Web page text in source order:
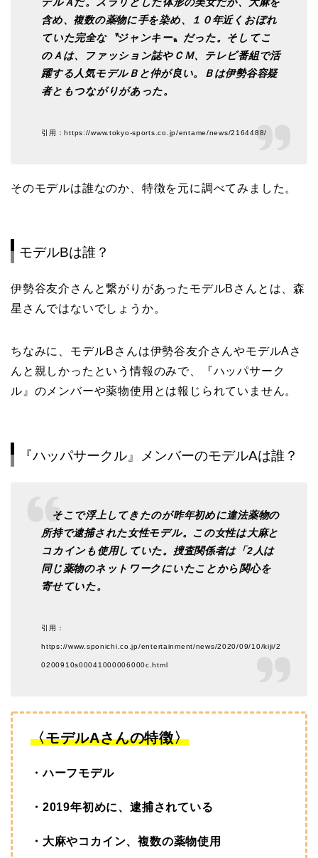
含め、複数の薬物に手を染め、１０年近くおぼれ
ていた完全な〝ジャンキー〟だった。そしてこ
のＡは、ファッション誌やＣＭ、テレビ番組で活
躍する人気モデルＢと仲が良い。Ｂは伊勢谷容疑
者ともつながりがあった。
引用：https://www.tokyo-sports.co.jp/entame/news/2164488/
そのモデルは誰なのか、特徴を元に調べてみました。
モデルBは誰？
伊勢谷友介さんと繋がりがあったモデルBさんとは、森
星さんではないでしょうか。
ちなみに、モデルBさんは伊勢谷友介さんやモデルAさ
んと親しかったという情報のみで、『ハッパサーク
ル』のメンバーや薬物使用とは報じられていません。
『ハッパサークル』メンバーのモデルAは誰？
そこで浮上してきたのが昨年初めに違法薬物の
所持で逮捕された女性モデル。この女性は大麻と
コカインも使用していた。捜査関係者は「2人は
同じ薬物のネットワークにいたことから関心を
寄せていた。
引用：
https://www.sponichi.co.jp/entertainment/news/2020/09/10/kiji/2
0200910s00041000006000c.html
〈モデルAさんの特徴〉
・ハーフモデル
・2019年初めに、逮捕されている
・大麻やコカイン、複数の薬物使用